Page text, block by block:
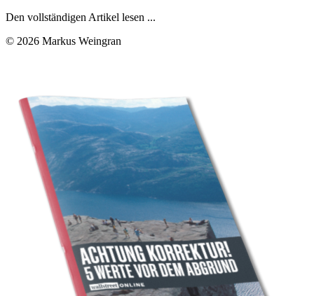
Den vollständigen Artikel lesen ...
© 2026 Markus Weingran